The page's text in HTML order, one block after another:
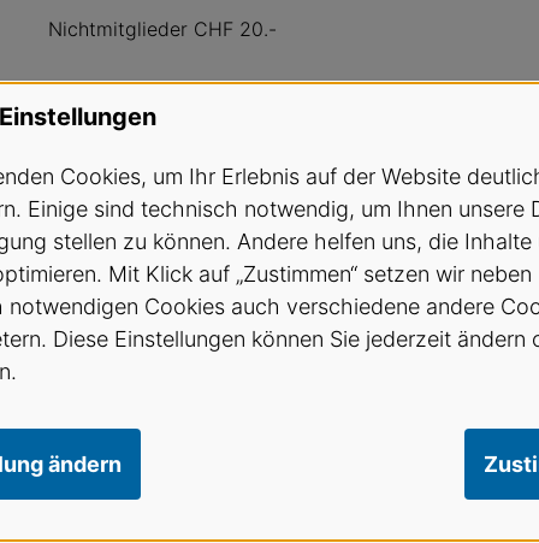
Nichtmitglieder CHF 20.-
Ätherische Öle für dein Wohlbefinden
Bahnhofstrasse 2, 8570 Weinfelden
(40 von 50)
Cookies, um Ihr Erlebnis auf der Website
Einige sind technisch notwendig, um Ihnen unsere
stellen zu können. Andere helfen uns, die Inhalte
Mit Klick auf „Zustimmen“ setzen wir neben
notwendigen Cookies auch verschiedene andere
Diese Einstellungen können Sie jederzeit ändern
ändern